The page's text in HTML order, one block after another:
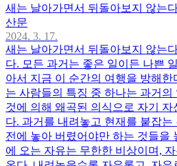
새는 날아가면서 뒤돌아보지 않는
산문
2024. 3. 17.
새는 날아가면서 뒤돌아보지 않는
다. 모든 과거는 좋은 일이든 나쁜
아서 지금 이 순간의 여행을 방해
는 사람들의 특징 중 하나는 과거의
것에 의해 왜곡된 의식으로 자기 자
다. 과거를 내려놓고 현재를 붙잡는
전에 놓아 버렸어야만 하는 것들을
에 오는 자유는 무한한 비상이며,